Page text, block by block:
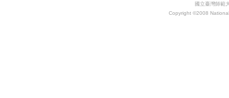
國立臺灣師範
Copyright ©2008